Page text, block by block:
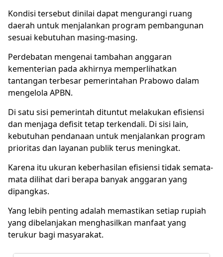
Kondisi tersebut dinilai dapat mengurangi ruang
daerah untuk menjalankan program pembangunan
sesuai kebutuhan masing-masing.
Perdebatan mengenai tambahan anggaran
kementerian pada akhirnya memperlihatkan
tantangan terbesar pemerintahan Prabowo dalam
mengelola APBN.
Di satu sisi pemerintah dituntut melakukan efisiensi
dan menjaga defisit tetap terkendali. Di sisi lain,
kebutuhan pendanaan untuk menjalankan program
prioritas dan layanan publik terus meningkat.
Karena itu ukuran keberhasilan efisiensi tidak semata-
mata dilihat dari berapa banyak anggaran yang
dipangkas.
Yang lebih penting adalah memastikan setiap rupiah
yang dibelanjakan menghasilkan manfaat yang
terukur bagi masyarakat.